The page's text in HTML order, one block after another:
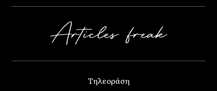
Τηλεοράση